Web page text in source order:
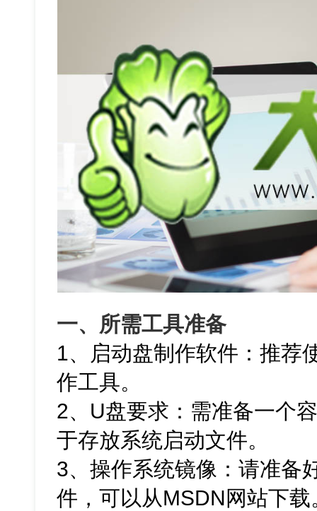
一、所需工具准备
1、启动盘制作软件：推荐
作工具。
2、U盘要求：需准备一个
于存放系统启动文件。
3、操作系统镜像：请准备
件，可以从MSDN网站下载